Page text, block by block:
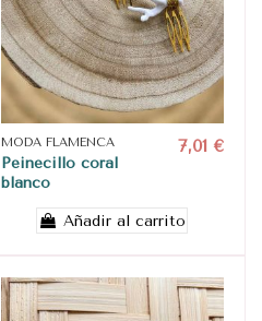
MODA FLAMENCA
Peinecillo coral
blanco
7,01 €
Añadir al carrito